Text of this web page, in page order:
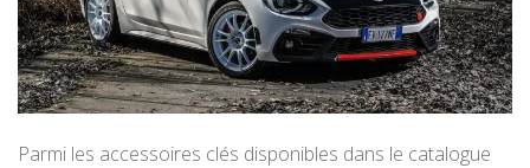
Parmi les accessoires clés disponibles dans le catalogue